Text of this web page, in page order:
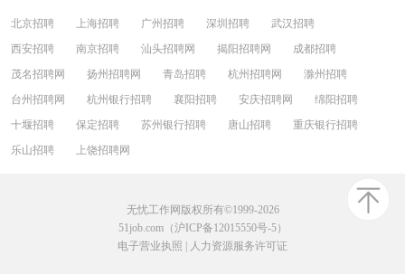
北京招聘 上海招聘 广州招聘 深圳招聘
武汉招聘
西安招聘
南京招聘 汕头招聘网 揭阳招聘网
成都招聘
茂名招聘网
扬州招聘网 青岛招聘 杭州招聘网
滁州招聘
台州招聘网
杭州银行招聘 襄阳招聘 安庆招聘网
绵阳招聘
十堰招聘
保定招聘 苏州银行招聘 唐山招聘
重庆银行招聘
乐山招聘
上饶招聘网
无忧工作网版权所有©1999-2026
51job.com（沪ICP备12015550号-5）
电子营业执照
人力资源服务许可证